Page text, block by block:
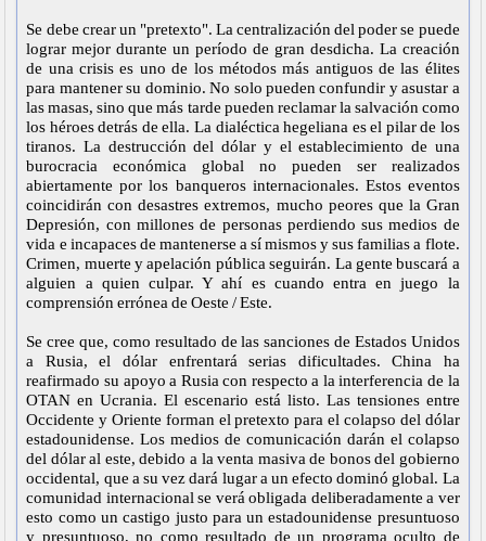
Se debe crear un "pretexto". La centralización del poder se puede
lograr mejor durante un período de gran desdicha. La creación
de una crisis es uno de los métodos más antiguos de las élites
para mantener su dominio. No solo pueden confundir y asustar a
las masas, sino que más tarde pueden reclamar la salvación como
los héroes detrás de ella. La dialéctica hegeliana es el pilar de los
tiranos. La destrucción del dólar y el establecimiento de una
burocracia económica global no pueden ser realizados
abiertamente por los banqueros internacionales. Estos eventos
coincidirán con desastres extremos, mucho peores que la Gran
Depresión, con millones de personas perdiendo sus medios de
vida e incapaces de mantenerse a sí mismos y sus familias a flote.
Crimen, muerte y apelación pública seguirán. La gente buscará a
alguien a quien culpar. Y ahí es cuando entra en juego la
comprensión errónea de Oeste / Este.
Se cree que, como resultado de las sanciones de Estados Unidos
a Rusia, el dólar enfrentará serias dificultades. China ha
reafirmado su apoyo a Rusia con respecto a la interferencia de la
OTAN en Ucrania. El escenario está listo. Las tensiones entre
Occidente y Oriente forman el pretexto para el colapso del dólar
estadounidense. Los medios de comunicación darán el colapso
del dólar al este, debido a la venta masiva de bonos del gobierno
occidental, que a su vez dará lugar a un efecto dominó global. La
comunidad internacional se verá obligada deliberadamente a ver
esto como un castigo justo para un estadounidense presuntuoso
y presuntuoso, no como resultado de un programa oculto de